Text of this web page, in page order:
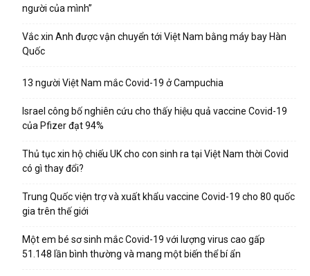
người của mình”
Vắc xin Anh được vận chuyển tới Việt Nam bằng máy bay Hàn
Quốc
13 người Việt Nam mắc Covid-19 ở Campuchia
Israel công bố nghiên cứu cho thấy hiệu quả vaccine Covid-19
của Pfizer đạt 94%
Thủ tục xin hộ chiếu UK cho con sinh ra tại Việt Nam thời Covid
có gì thay đổi?
Trung Quốc viện trợ và xuất khẩu vaccine Covid-19 cho 80 quốc
gia trên thế giới
Một em bé sơ sinh mắc Covid-19 với lượng virus cao gấp
51.148 lần bình thường và mang một biến thể bí ẩn